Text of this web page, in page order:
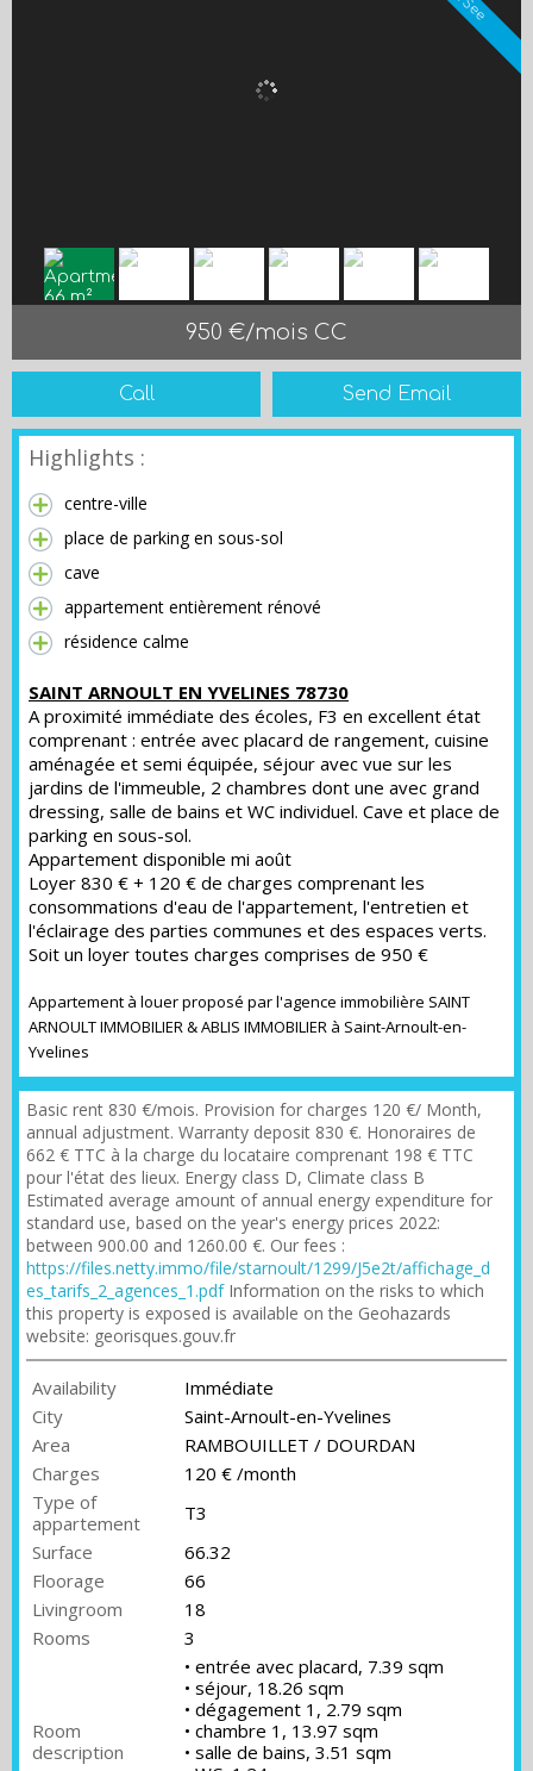
950 €/mois CC
Call Send Email
Highlights :
centre-ville
place de parking en sous-sol
cave
appartement entièrement rénové
résidence calme
SAINT ARNOULT EN YVELINES 78730
A proximité immédiate des écoles, F3 en excellent état
comprenant : entrée avec placard de rangement, cuisine
aménagée et semi équipée, séjour avec vue sur les
jardins de l'immeuble, 2 chambres dont une avec grand
dressing, salle de bains et WC individuel. Cave et place de
parking en sous-sol.
Appartement disponible mi août
Loyer 830 € + 120 € de charges comprenant les
consommations d'eau de l'appartement, l'entretien et
l'éclairage des parties communes et des espaces verts.
Soit un loyer toutes charges comprises de 950 €
Appartement à louer proposé par l'agence immobilière SAINT
ARNOULT IMMOBILIER & ABLIS IMMOBILIER à Saint-Arnoult-en-
Yvelines
Basic rent 830 €/mois. Provision for charges 120 €/ Month,
annual adjustment. Warranty deposit 830 €. Honoraires de
662 € TTC à la charge du locataire comprenant 198 € TTC
pour l'état des lieux. Energy class D, Climate class B
Estimated average amount of annual energy expenditure for
standard use, based on the year's energy prices 2022:
between 900.00 and 1260.00 €. Our fees :
https://files.netty.immo/file/starnoult/1299/J5e2t/affichage_d
es_tarifs_2_agences_1.pdfInformation on the risks to which
this property is exposed is available on the Geohazards
website: georisques.gouv.fr
Availability
Immédiate
City
Saint-Arnoult-en-Yvelines
Area
RAMBOUILLET / DOURDAN
Charges
120 € /month
Type of
appartement
T3
Surface
66.32
Floorage
66
Livingroom
18
Rooms
3
Room
description
• entrée avec placard, 7.39 sqm
• séjour, 18.26 sqm
• dégagement 1, 2.79 sqm
• chambre 1, 13.97 sqm
• salle de bains, 3.51 sqm